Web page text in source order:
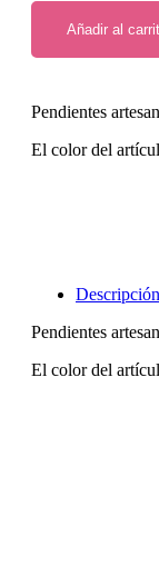
Añadir al
Pendientes
El color del
Descripción
Pendientes
El color del